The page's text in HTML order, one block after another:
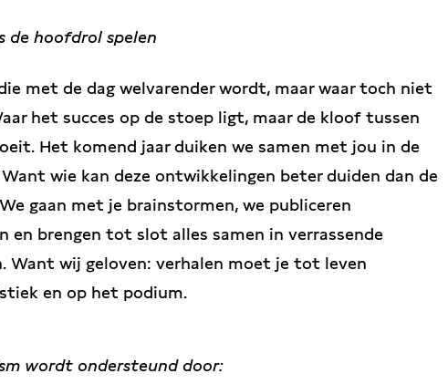
de hoofdrol spelen
met de dag welvarender wordt, maar waar toch niet
het succes op de stoep ligt, maar de kloof tussen
Het komend jaar duiken we samen met jou in de
wie kan deze ontwikkelingen beter duiden dan de
gaan met je brainstormen, we publiceren
en brengen tot slot alles samen in verrassende
Want wij geloven: verhalen moet je tot leven
en op het podium.
wordt ondersteund door: